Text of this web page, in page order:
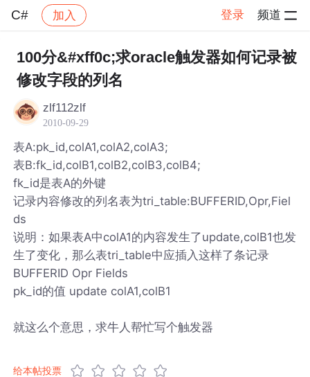
C# 加入 登录 频道
社区 C# 帖子详情
100分&#xff0c;求oracle触发器如何记录被
修改字段的列名
zlf112zlf
2010-09-29
表A:pk_id,colA1,colA2,colA3;
表B:fk_id,colB1,colB2,colB3,colB4;
fk_id是表A的外键
记录内容修改的列名表为tri_table:BUFFERID,Opr,Fiel
ds
说明：如果表A中colA1的内容发生了update,colB1也发
生了变化，那么表tri_table中应插入这样了条记录
BUFFERID Opr Fields
pk_id的值 update colA1,colB1
就这么个意思，求牛人帮忙写个触发器
给本帖投票